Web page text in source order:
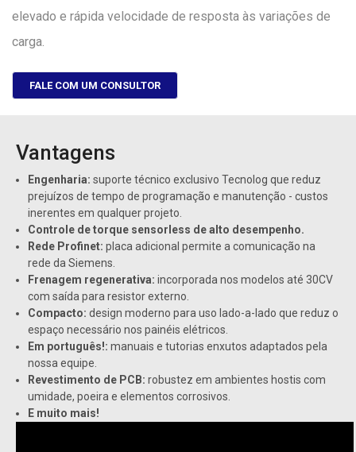
elevado e rápida velocidade de resposta às variações de
carga.
FALE COM UM CONSULTOR
Vantagens
Engenharia: suporte técnico exclusivo Tecnolog que reduz
prejuízos de tempo de programação e manutenção - custos
inerentes em qualquer projeto.
Controle de torque sensorless de alto desempenho.
Rede Profinet: placa adicional permite a comunicação na
rede da Siemens.
Frenagem regenerativa: incorporada nos modelos até 30CV
com saída para resistor externo.
Compacto: design moderno para uso lado-a-lado que reduz o
espaço necessário nos painéis elétricos.
Em português!: manuais e tutorias enxutos adaptados pela
nossa equipe.
Revestimento de PCB: robustez em ambientes hostis com
umidade, poeira e elementos corrosivos.
E muito mais!